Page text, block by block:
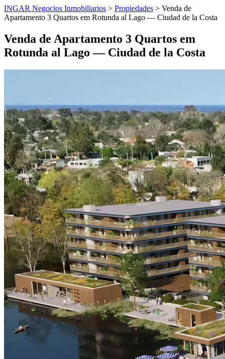
INGAR Negocios Inmobiliarios > Propiedades > Venda de
Apartamento 3 Quartos em Rotunda al Lago — Ciudad de la Costa
Venda de Apartamento 3 Quartos em
Rotunda al Lago — Ciudad de la Costa